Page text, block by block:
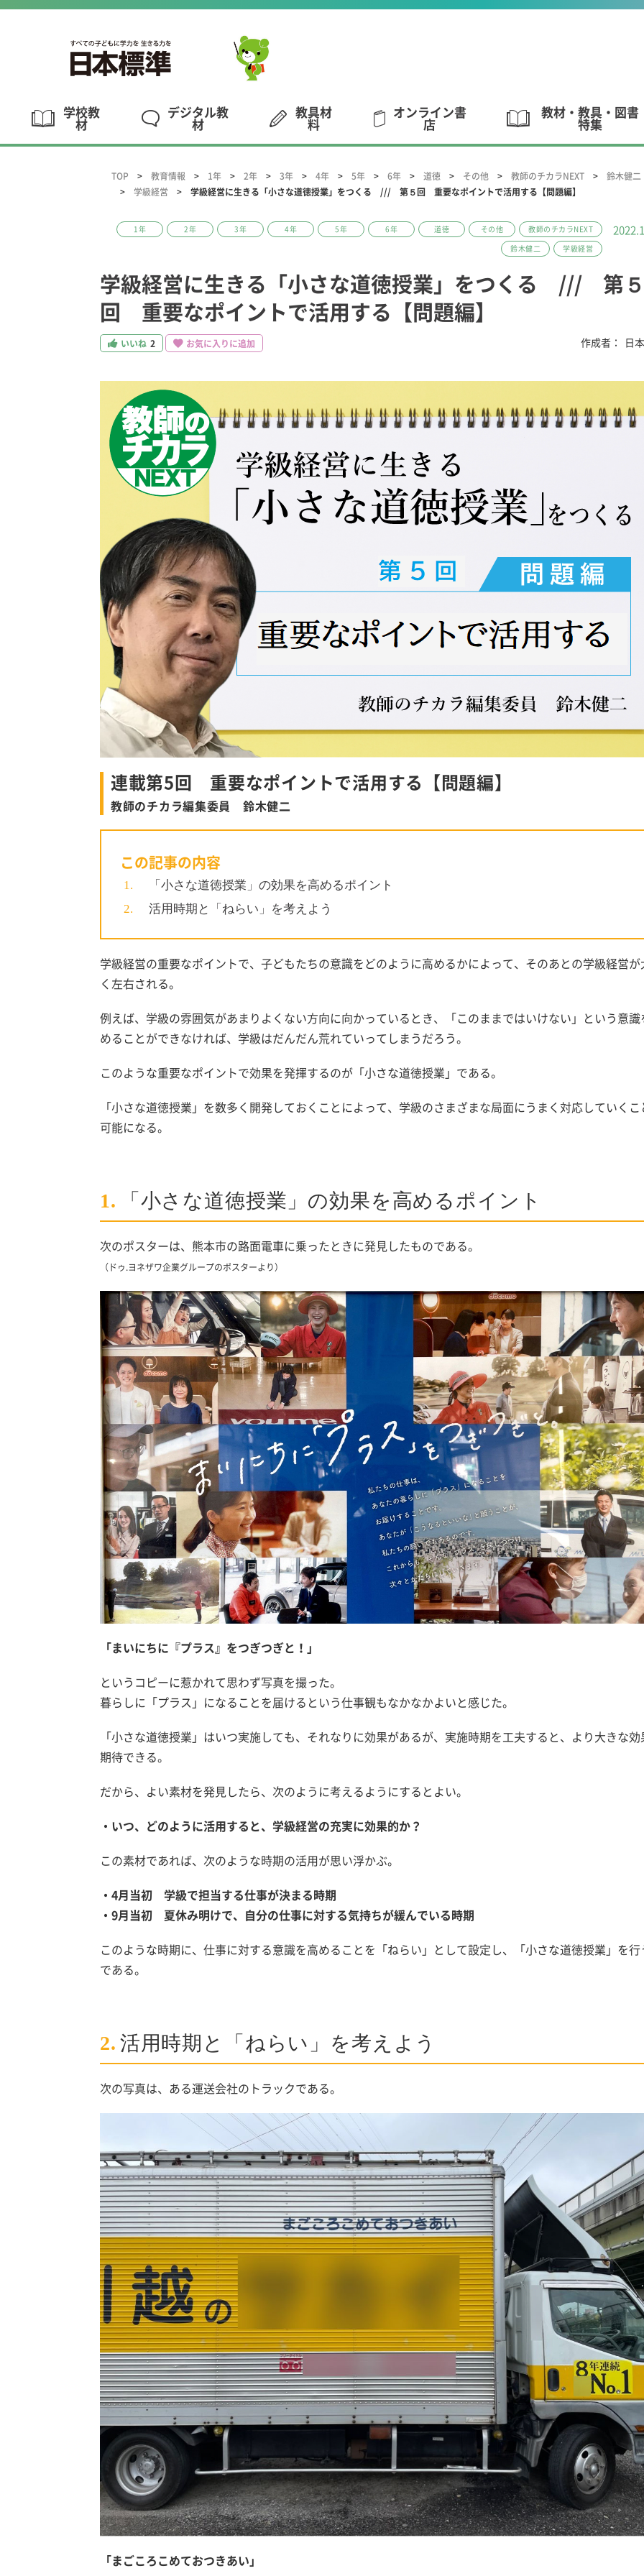
学校教
材
デジタル教
材
教具材
料
オンライン書
店
教材・教具・図書
特集
TOP 教育情報 1年 2年 3年 4年 5年 6年 道徳 その他 教師のチカラNEXT
鈴木健二
学級経営
学級経営に生きる「小さな道徳授業」をつくる /// 第５回 重要なポイントで活用する【問題編】
学級経営に生きる「小さな道徳授業」をつくる /// 第５
回 重要なポイントで活用する【問題編】
1年 2年 3年 4年 5年 6年 道徳 その他 教師のチカラNEXT
鈴木健二 学級経営
いいね 2 お気に入りに追加 作成者： 日
連載第5回 重要なポイントで活用する【問題編】
教師のチカラ編集委員 鈴木健二
この記事の内容
「小さな道徳授業」の効果を高めるポイント
活用時期と「ねらい」を考えよう
学級経営の重要なポイントで、子どもたちの意識をどのように高めるかによって、そのあとの学級経営が
く左右される。
例えば、学級の雰囲気があまりよくない方向に向かっているとき、「このままではいけない」という意識
めることができなければ、学級はだんだん荒れていってしまうだろう。
このような重要なポイントで効果を発揮するのが「小さな道徳授業」である。
「小さな道徳授業」を数多く開発しておくことによって、学級のさまざまな局面にうまく対応していくこ
可能になる。
1. 「小さな道徳授業」の効果を高めるポイント
次のポスターは、熊本市の路面電車に乗ったときに発見したものである。
（ドゥ.ヨネザワ企業グループのポスターより）
「まいにちに『プラス』をつぎつぎと！」
というコピーに惹かれて思わず写真を撮った。
暮らしに「プラス」になることを届けるという仕事観もなかなかよいと感じた。
「小さな道徳授業」はいつ実施しても、それなりに効果があるが、実施時期を工夫すると、より大きな効
期待できる。
だから、よい素材を発見したら、次のように考えるようにするとよい。
・いつ、どのように活用すると、学級経営の充実に効果的か？
この素材であれば、次のような時期の活用が思い浮かぶ。
・4月当初 学級で担当する仕事が決まる時期
・9月当初 夏休み明けで、自分の仕事に対する気持ちが緩んでいる時期
このような時期に、仕事に対する意識を高めることを「ねらい」として設定し、「小さな道徳授業」を行
である。
2. 活用時期と「ねらい」を考えよう
次の写真は、ある運送会社のトラックである。
「まごころこめておつきあい」